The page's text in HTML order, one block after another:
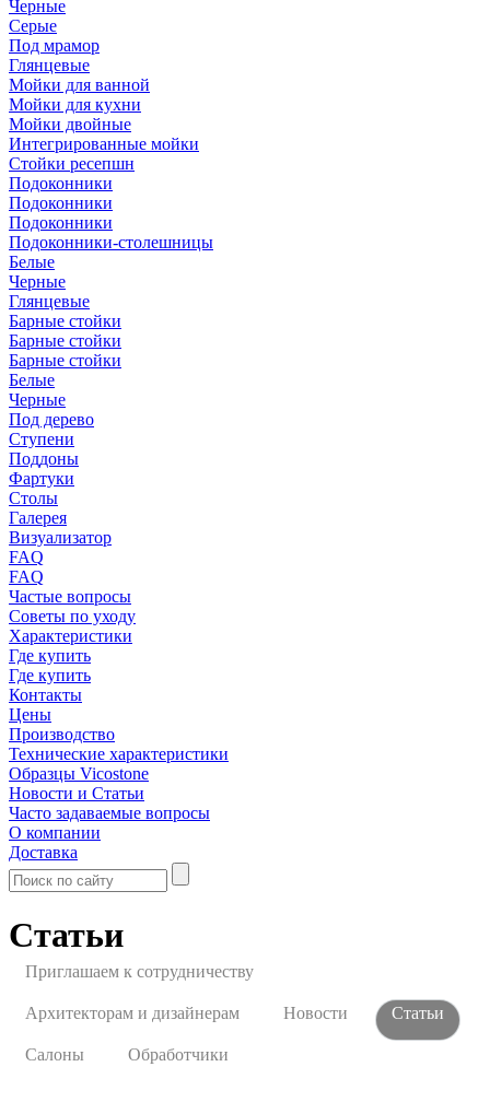
Черные
Серые
Под мрамор
Глянцевые
Мойки для ванной
Мойки для кухни
Мойки двойные
Интегрированные мойки
Стойки ресепшн
Подоконники
Подоконники
Подоконники
Подоконники-столешницы
Белые
Черные
Глянцевые
Барные стойки
Барные стойки
Барные стойки
Белые
Черные
Под дерево
Ступени
Поддоны
Фартуки
Столы
Галерея
Визуализатор
FAQ
FAQ
Частые вопросы
Советы по уходу
Характеристики
Где купить
Где купить
Контакты
Цены
Производство
Технические характеристики
Образцы Vicostone
Новости и Статьи
Часто задаваемые вопросы
О компании
Доставка
Статьи
Приглашаем к сотрудничеству
Архитекторам и дизайнерам Новости Статьи
Салоны Обработчики